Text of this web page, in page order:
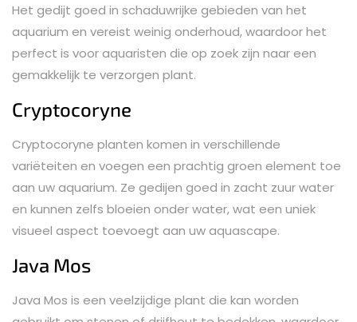
Het gedijt goed in schaduwrijke gebieden van het
aquarium en vereist weinig onderhoud, waardoor het
perfect is voor aquaristen die op zoek zijn naar een
gemakkelijk te verzorgen plant.
Cryptocoryne
Cryptocoryne planten komen in verschillende
variëteiten en voegen een prachtig groen element toe
aan uw aquarium. Ze gedijen goed in zacht zuur water
en kunnen zelfs bloeien onder water, wat een uniek
visueel aspect toevoegt aan uw aquascape.
Java Mos
Java Mos is een veelzijdige plant die kan worden